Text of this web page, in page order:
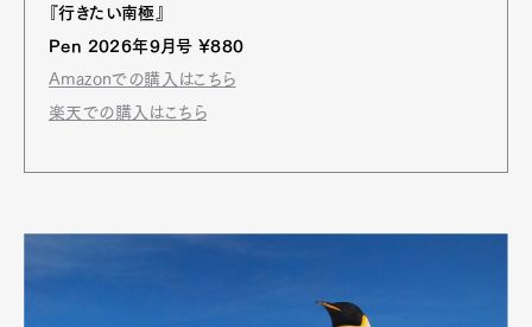
『行きたい南極』
Pen 2026年9月号 ¥880
Amazonでの購入はこちら
楽天での購入はこちら